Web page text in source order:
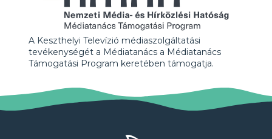
A Keszthelyi Televízió médiaszolgáltatási
tevékenységét a Médiatanács a Médiatanács
Támogatási Program keretében támogatja.